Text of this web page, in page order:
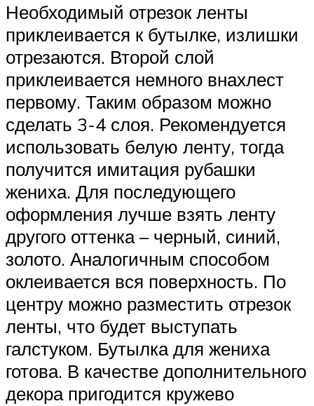
Необходимый отрезок ленты
приклеивается к бутылке, излишки
отрезаются. Второй слой
приклеивается немного внахлест
первому. Таким образом можно
сделать 3-4 слоя. Рекомендуется
использовать белую ленту, тогда
получится имитация рубашки
жениха. Для последующего
оформления лучше взять ленту
другого оттенка – черный, синий,
золото. Аналогичным способом
оклеивается вся поверхность. По
центру можно разместить отрезок
ленты, что будет выступать
галстуком. Бутылка для жениха
готова. В качестве дополнительного
декора пригодится кружево